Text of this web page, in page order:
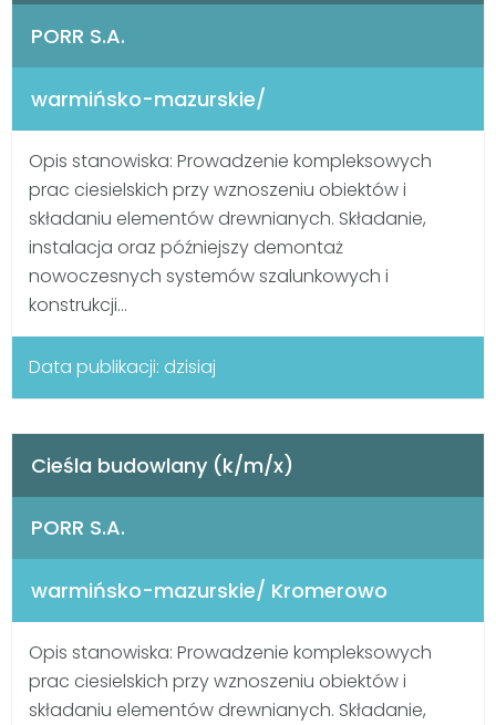
PORR S.A.
warmińsko-mazurskie/
Opis stanowiska: Prowadzenie kompleksowych
prac ciesielskich przy wznoszeniu obiektów i
składaniu elementów drewnianych. Składanie,
instalacja oraz późniejszy demontaż
nowoczesnych systemów szalunkowych i
konstrukcji...
Data publikacji: dzisiaj
Cieśla budowlany (k/m/x)
PORR S.A.
warmińsko-mazurskie/ Kromerowo
Opis stanowiska: Prowadzenie kompleksowych
prac ciesielskich przy wznoszeniu obiektów i
składaniu elementów drewnianych. Składanie,